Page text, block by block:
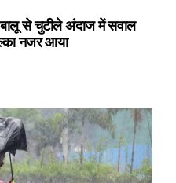
से चुटीले अंदाज में सवाल
नजर आया